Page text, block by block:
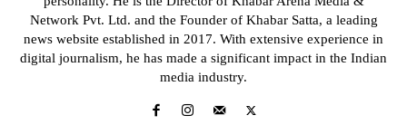
Network Pvt. Ltd. and the Founder of Khabar Satta, a leading
news website established in 2017. With extensive experience in
digital journalism, he has made a significant impact in the Indian
media industry.